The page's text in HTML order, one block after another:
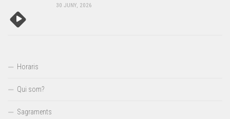
30 JUNY, 2026
Horaris
Qui som?
Sagraments